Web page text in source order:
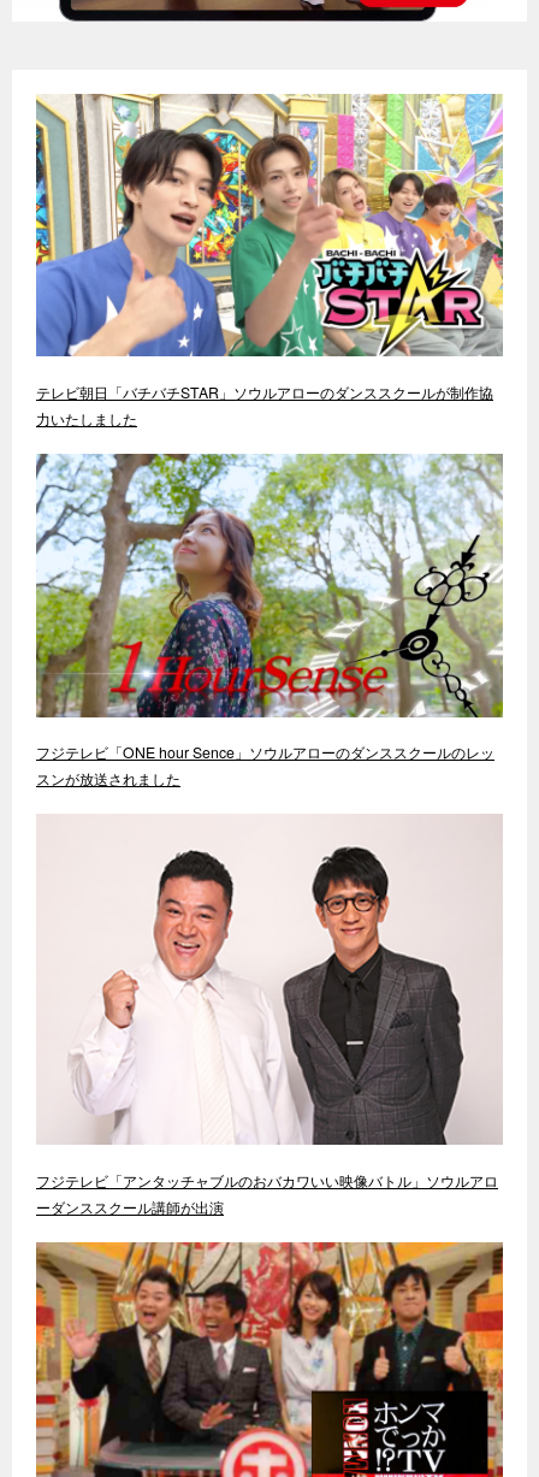
テレビ朝日「バチバチSTAR」ソウルアローのダンススクールが制作協
力いたしました
フジテレビ「ONE hour Sence」ソウルアローのダンススクールのレッ
スンが放送されました
フジテレビ「アンタッチャブルのおバカワいい映像バトル」ソウルアロ
ーダンススクール講師が出演